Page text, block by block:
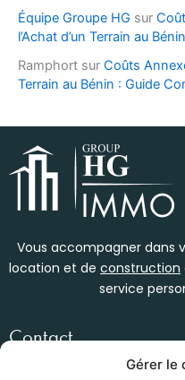
Gérer le
Équipe Groupe HG sur
l’Achat d’un Terrain au
Ramphort sur Coûts
Terrain au Bénin : Guide
Vous accompagner dans
location et de construction
service
Contact
Womey, en face